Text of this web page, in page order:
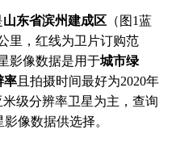
山东省滨州建成区 （图1蓝
里，红线为卫片订购范
影像数据是用于城市绿
率 且拍摄时间最好为2020年
级分辨率卫星为主，查询
像数据供选择。